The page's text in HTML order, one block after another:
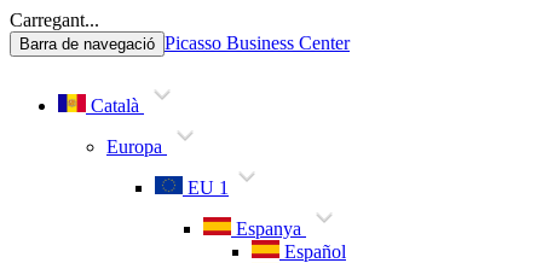
Carregant...
Barra de navegació Picasso Business Center
Català
Europa
EU 1
Espanya
Español